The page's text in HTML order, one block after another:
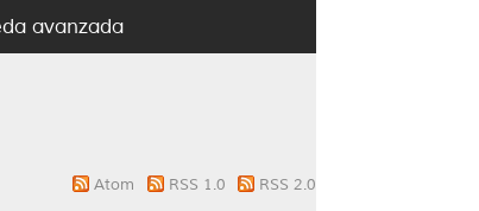
avanzada
Atom RSS 1.0 RSS 2.0